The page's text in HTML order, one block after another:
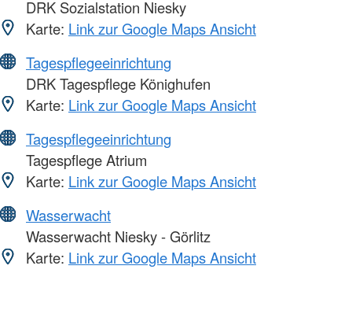
DRK Sozialstation Niesky
Karte: Link zur Google Maps Ansicht
Tagespflegeeinrichtung
DRK Tagespflege Könighufen
Karte: Link zur Google Maps Ansicht
Tagespflegeeinrichtung
Tagespflege Atrium
Karte: Link zur Google Maps Ansicht
Wasserwacht
Wasserwacht Niesky - Görlitz
Karte: Link zur Google Maps Ansicht